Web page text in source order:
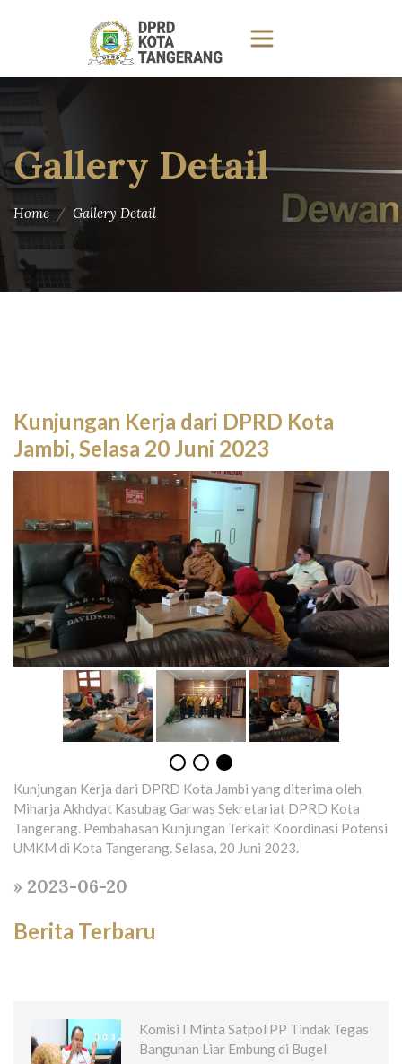
Gallery Detail
Home Gallery Detail
Kunjungan Kerja dari DPRD Kota
Jambi, Selasa 20 Juni 2023
Kunjungan Kerja dari DPRD Kota Jambi yang diterima oleh
Miharja Akhdyat Kasubag Garwas Sekretariat DPRD Kota
Tangerang. Pembahasan Kunjungan Terkait Koordinasi Potensi
UMKM di Kota Tangerang. Selasa, 20 Juni 2023.
» 2023-06-20
Berita Terbaru
Komisi I Minta Satpol PP Tindak Tegas
Bangunan Liar Embung di Bugel